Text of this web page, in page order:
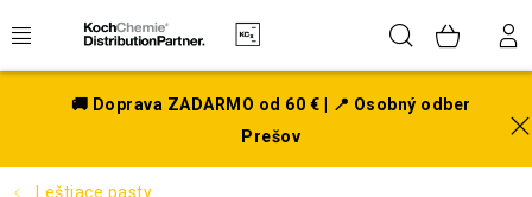
na
Hľadať
EXTERIÉR🚚 Doprava ZADARMO od 60 € | 📍 Osobný odber
Prešov
Leštiace pasty